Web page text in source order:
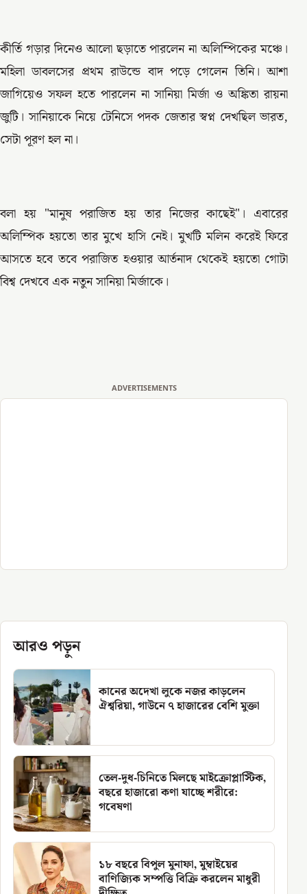
কীর্তি গড়ার দিনেও আলো ছড়াতে পারলেন না অলিম্পিকের মঞ্চে।
মহিলা ডাবলসের প্রথম রাউন্ডে বাদ পড়ে গেলেন তিনি। আশা
জাগিয়েও সফল হতে পারলেন না সানিয়া মির্জা ও অঙ্কিতা রায়না
জুটি। সানিয়াকে নিয়ে টেনিসে পদক জেতার স্বপ্ন দেখছিল ভারত,
সেটা পূরণ হল না।
বলা হয় "মানুষ পরাজিত হয় তার নিজের কাছেই"। এবারের
অলিম্পিক হয়তো তার মুখে হাসি নেই। মুখটি মলিন করেই ফিরে
আসতে হবে তবে পরাজিত হওয়ার আর্তনাদ থেকেই হয়তো গোটা
বিশ্ব দেখবে এক নতুন সানিয়া মির্জাকে।
ADVERTISEMENTS
আরও পড়ুন
কানের অদেখা লুকে নজর কাড়লেন
ঐশ্বরিয়া, গাউনে ৭ হাজারের বেশি মুক্তা
তেল-দুধ-চিনিতে মিলছে মাইক্রোপ্লাস্টিক,
বছরে হাজারো কণা যাচ্ছে শরীরে:
গবেষণা
১৮ বছরে বিপুল মুনাফা, মুম্বাইয়ের
বাণিজ্যিক সম্পত্তি বিক্রি করলেন মাধুরী